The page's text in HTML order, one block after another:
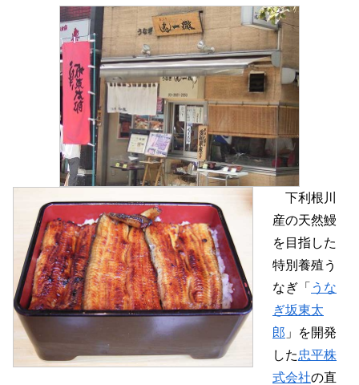
下利根川
産の天然鰻
を目指した
特別養殖う
なぎ「 うな
ぎ坂東太
郎 」を開発
した忠平株
式会社の直